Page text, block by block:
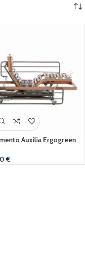
Auxilia Ergogreen
€